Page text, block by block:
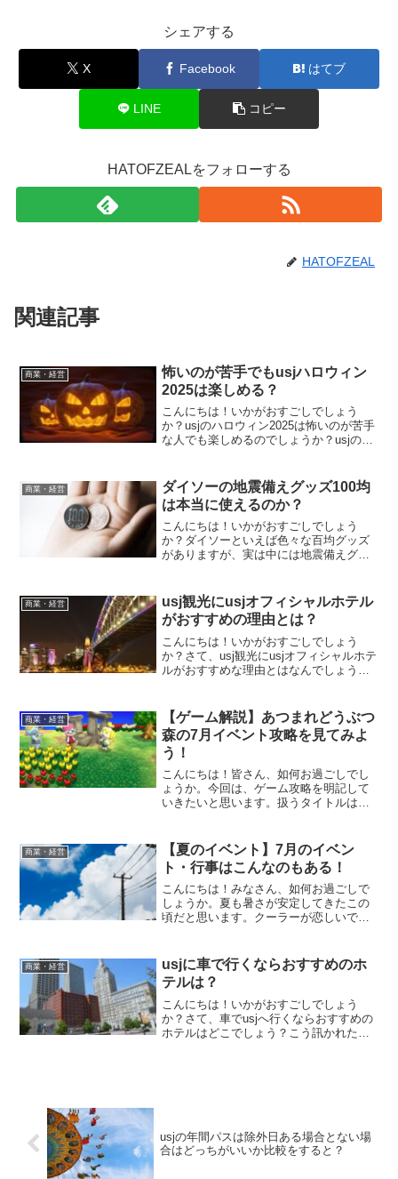
シェアする
X Facebook はてブ
LINE コピー
HATOFZEALをフォローする
HATOFZEAL
関連記事
商業・経営
怖いのが苦手でもusjハロウィン
2025は楽しめる？
こんにちは！いかがおすごしでしょう
か？usjのハロウィン2025は怖いのが苦手
な人でも楽しめるのでしょうか？usjのハ
の中でも人気の高いイベントです。しか
し、ハロウィン...
商業・経営
ダイソーの地震備えグッズ100均
は本当に使えるのか？
こんにちは！いかがおすごしでしょう
か？ダイソーといえば色々な百均グッズ
がありますが、実は中には地震備えグッ
になりますよね。そこで、具体的に地震
備えグッズとしてどんな...
商業・経営
usj観光にusjオフィシャルホテル
がおすすめの理由とは？
こんにちは！いかがおすごしでしょう
か？さて、usj観光にusjオフィシャルホテ
ルがおすすめな理由とはなんでしょう？
すよね。そんな観光客に人気が高いのが
usjオフィシ...
商業・経営
【ゲーム解説】あつまれどうぶつ
森の7月イベント攻略を見てみよ
う！
こんにちは！皆さん、如何お過ごしでし
ょうか。今回は、ゲーム攻略を明記して
いきたいと思います。扱うタイトルは、
て「あつ森」）です。季節は7月で、しば
らく夏のブログを...
商業・経営
【夏のイベント】7月のイベン
ト・行事はこんなのもある！
こんにちは！みなさん、如何お過ごしで
しょうか。夏も暑さが安定してきたこの
頃だと思います。クーラーが恋しいです
めそうなものを明記してみました。今回
は少し古風な感じがしま...
商業・経営
usjに車で行くならおすすめのホ
テルは？
こんにちは！いかがおすごしでしょう
か？さて、車でusjへ行くならおすすめの
ホテルはどこでしょう？こう訊かれた
usjの年間パスは除外日ある場合とない場
合はどっちがいいか比較をすると？